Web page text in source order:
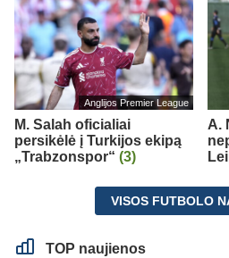
Anglijos Premier League
M. Salah oficialiai
persikėlė į Turkijos ekipą
„Trabzonspor“ (3)
A.
VISOS FUTBOLO
TOP naujienos